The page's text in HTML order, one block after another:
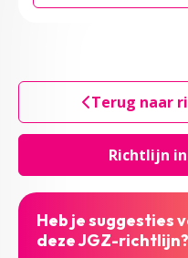
Richtlijn
Terug naar
Heb je suggesties
deze JGZ-richtlijn?